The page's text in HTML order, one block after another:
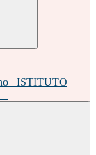
ISTITUTO